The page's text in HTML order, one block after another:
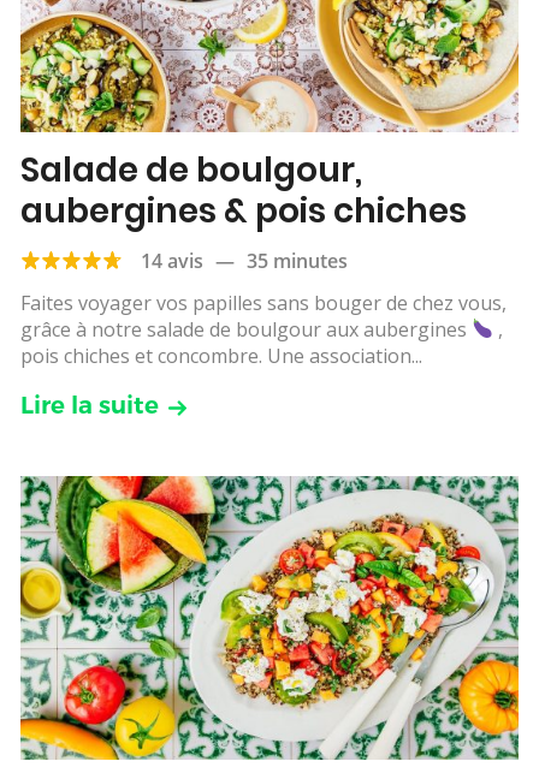
Salade de boulgour,
aubergines & pois chiches
14 avis — 35 minutes
Faites voyager vos papilles sans bouger de chez vous,
grâce à notre salade de boulgour aux aubergines
,
pois chiches et concombre. Une association...
Lire la suite